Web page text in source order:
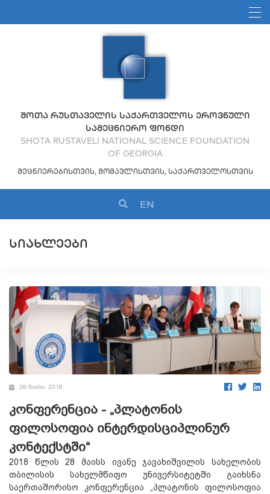
ᲨᲝᲗᲐ ᲠᲣᲡᲗᲐᲕᲔᲚᲘᲡ ᲡᲐᲥᲐᲠᲗᲕᲔᲚᲝᲡ ᲔᲠᲝᲕᲜᲣᲚᲘ
ᲡᲐᲛᲔᲪᲜᲘᲔᲠᲝ ᲤᲝᲜᲓᲘ
SHOTA RUSTAVELI NATIONAL SCIENCE FOUNDATION
OF GEORGIA
ᲛᲔᲪᲜᲘᲔᲠᲔᲑᲘᲡᲗᲕᲘᲡ, ᲛᲝᲛᲐᲕᲚᲘᲡᲗᲕᲘᲡ, ᲡᲐᲥᲐᲠᲗᲕᲔᲚᲝᲡᲗᲕᲘᲡ
EN
ᲡᲘᲐᲮᲚᲔᲔᲑᲘ
28 მაისი, 2018
კონფერენცია - „პლატონის
ფილოსოფია ინტერდისციპლინურ
კონტექსტში“
2018 წლის 28 მაისს ივანე ჯავახიშვილის სახელობის
თბილისის სახელმწიფო უნივერსიტეტში გაიხსნა
საერთაშორისო კონფერენცია „პლატონის ფილოსოფია